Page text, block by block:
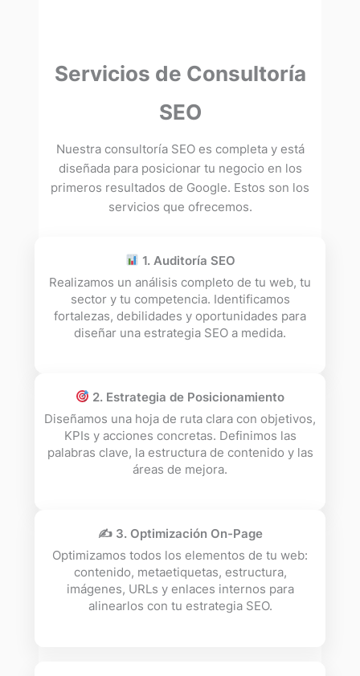
Servicios de Consultoría
SEO
Nuestra consultoría SEO es completa y está
diseñada para posicionar tu negocio en los
primeros resultados de Google. Estos son los
servicios que ofrecemos.
1. Auditoría SEO
Realizamos un análisis completo de tu web, tu
sector y tu competencia. Identificamos
fortalezas, debilidades y oportunidades para
diseñar una estrategia SEO a medida.
2. Estrategia de Posicionamiento
Diseñamos una hoja de ruta clara con objetivos,
KPIs y acciones concretas. Definimos las
palabras clave, la estructura de contenido y las
áreas de mejora.
✍️ 3. Optimización On-Page
Optimizamos todos los elementos de tu web:
contenido, metaetiquetas, estructura,
imágenes, URLs y enlaces internos para
alinearlos con tu estrategia SEO.